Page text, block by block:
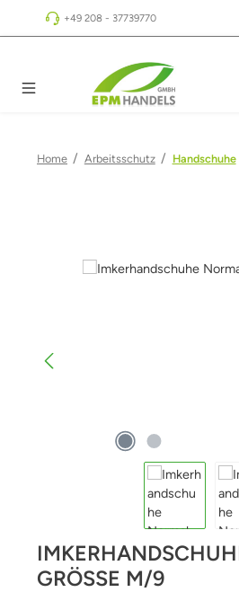
Zum Hauptinhalt springen
+49 208 - 37739770
Home / Arbeitsschutz / Handschuhe
Bildergalerie überspringen
GRÖSSE M/9